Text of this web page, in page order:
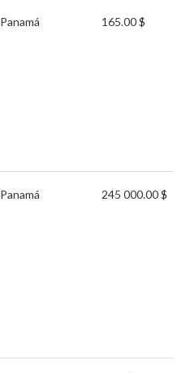
Panamá 165.00 $
Panamá 245 000.00 $